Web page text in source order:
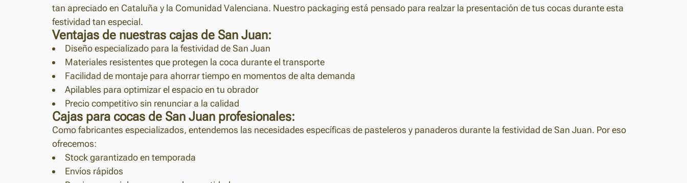
tan apreciado en Cataluña y la Comunidad Valenciana. Nuestro packaging está pensado para realzar la presentación de tus cocas durante esta
festividad tan especial.
Ventajas de nuestras cajas de San Juan:
Diseño especializado para la festividad de San Juan
Materiales resistentes que protegen la coca durante el transporte
Facilidad de montaje para ahorrar tiempo en momentos de alta demanda
Apilables para optimizar el espacio en tu obrador
Precio competitivo sin renunciar a la calidad
Cajas para cocas de San Juan profesionales:
Como fabricantes especializados, entendemos las necesidades específicas de pasteleros y panaderos durante la festividad de San Juan. Por eso
ofrecemos:
Stock garantizado en temporada
Envíos rápidos